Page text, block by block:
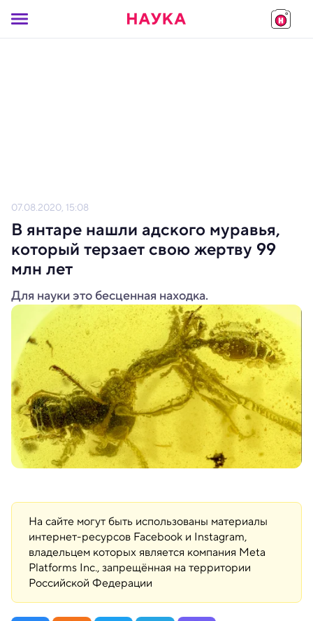
07.08.2020, 15:08
В янтаре нашли адского муравья,
который терзает свою жертву 99
млн лет
Для науки это бесценная находка.
На сайте могут быть использованы материалы
интернет-ресурсов Facebook и Instagram,
владельцем которых является компания Meta
Platforms Inc., запрещённая на территории
Российской Федерации